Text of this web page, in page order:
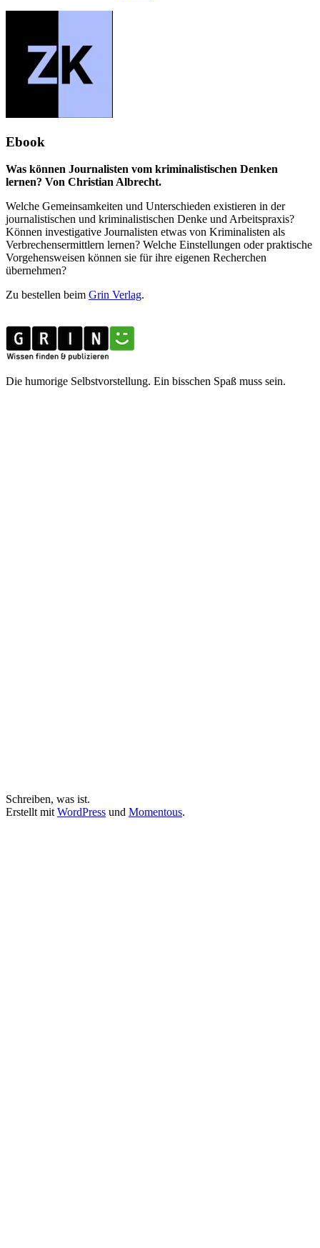
Ebook
Was können Journalisten vom kriminalistischen Denken
lernen? Von Christian Albrecht.
Welche Gemeinsamkeiten und Unterschieden existieren in der
journalistischen und kriminalistischen Denke und Arbeitspraxis?
Können investigative Journalisten etwas von Kriminalisten als
Verbrechensermittlern lernen? Welche Einstellungen oder praktische
Vorgehensweisen können sie für ihre eigenen Recherchen
übernehmen?
Zu bestellen beim Grin Verlag.
Die humorige Selbstvorstellung. Ein bisschen Spaß muss sein.
Schreiben, was ist.
Erstellt mitWordPress und Momentous.